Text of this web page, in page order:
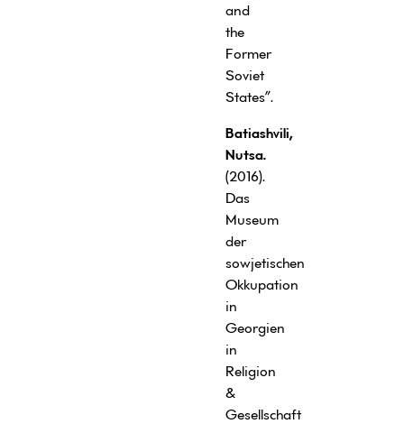
and
the
Former
Soviet
States”.
Batiashvili,
Nutsa.
(2016).
Das
Museum
der
sowjetischen
Okkupation
in
Georgien
in
Religion
&
Gesellschaft